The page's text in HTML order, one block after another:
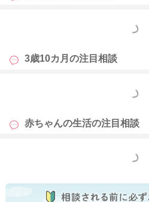
もっと見
3歳10カ月の注目相談
もっと見
赤ちゃんの生活の注目相談
もっと見